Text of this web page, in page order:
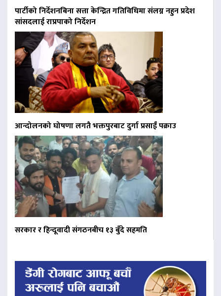
पार्टीको निर्देशनबिना सत्ता केन्द्रित गतिविधिमा संलग्न नहुन प्रदेश
सांसदलाई राप्रपाको निर्देशन
आन्दोलनको घोषणा लगतै भक्तपुरबाट दुर्गा प्रसाईं पक्राउ
सरकार र हिन्दूवादी संगठनबीच १३ बुँदे सहमति